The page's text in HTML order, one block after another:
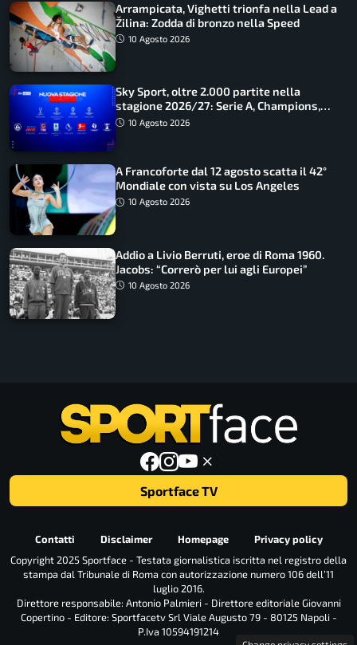
Arrampicata, Vighetti trionfa nella Lead a
Žilina: Zodda di bronzo nella Speed
10 Agosto 2026
Sky Sport, oltre 2.000 partite nella
stagione 2026/27: Serie A, Champions,
Premier e tutte le novità
10 Agosto 2026
A Francoforte dal 12 agosto scatta il 42°
Mondiale con vista su Los Angeles
10 Agosto 2026
Addio a Livio Berruti, eroe di Roma 1960.
Jacobs: “Correrò per lui agli Europei”
10 Agosto 2026
Sportface TV
Contatti Disclaimer Homepage
Privacy policy
Copyright 2025 Sportface - Testata giornalistica iscritta nel registro della
stampa dal Tribunale di Roma con autorizzazione numero 106 dell’11
luglio 2016.
Direttore responsabile: Antonio Palmieri - Direttore editoriale Giovanni
Copertino - Editore: Sportfacetv Srl Viale Augusto 79 - 80125 Napoli -
P.Iva 10594191214